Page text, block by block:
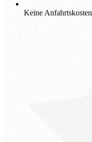
Keine Anfahrtskosten